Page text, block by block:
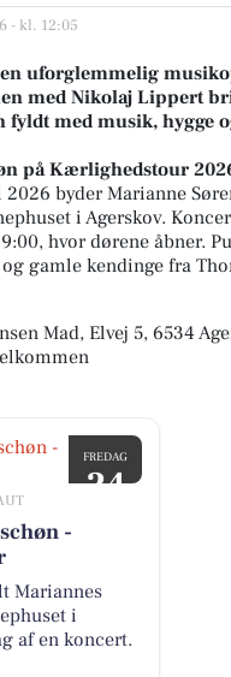
- kl. 12:05
uforglemmelig
med Nikolaj Lippert
fyldt med musik, hygge
på Kærlighedstour
byder Marianne
i Agerskov.
hvor dørene åbner.
gamle kendinge fra
Mad, Elvej 5, 6534
FREDAG
24
-
Mariannes
i
af en koncert.